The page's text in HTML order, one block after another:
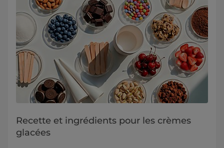
Recette et ingrédients pour les crèmes
glacées